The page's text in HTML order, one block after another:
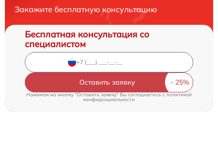
Закажите бесплатную консультацию
Бесплатная консультация со
специалистом
Оставить заявку
Нажимая на кнопку "Оставить заявку" Вы соглашаетесь cполитикой
конфиденциальности